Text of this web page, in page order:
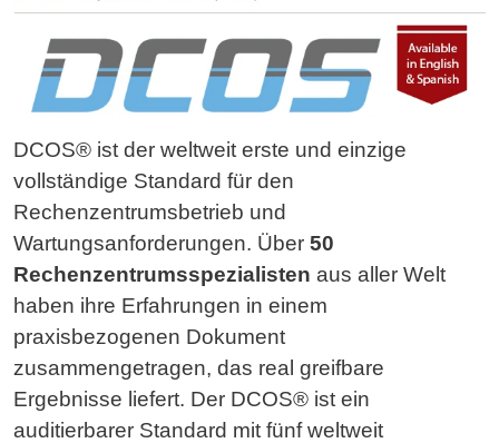
DCOS® ist der weltweit erste und einzige
vollständige Standard für den
Rechenzentrumsbetrieb und
Wartungsanforderungen. Über 50
Rechenzentrumsspezialisten aus aller Welt
haben ihre Erfahrungen in einem
praxisbezogenen Dokument
zusammengetragen, das real greifbare
Ergebnisse liefert. Der DCOS® ist ein
auditierbarer Standard mit fünf weltweit